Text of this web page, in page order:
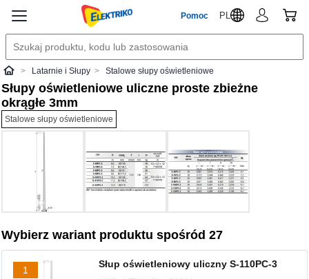
Pomoc PL
ElektrikoLatarnie i Słupy Stalowe słupy oświetleniowe
Słupy oświetleniowe uliczne proste zbieżne
okrągłe 3mm
Stalowe słupy oświetleniowe
Wybierz wariant produktu spośród 27
1
Słup oświetleniowy uliczny S-110PC-3